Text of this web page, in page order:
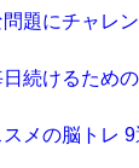
題にチャレ
続けるため
メの脳トレ 9